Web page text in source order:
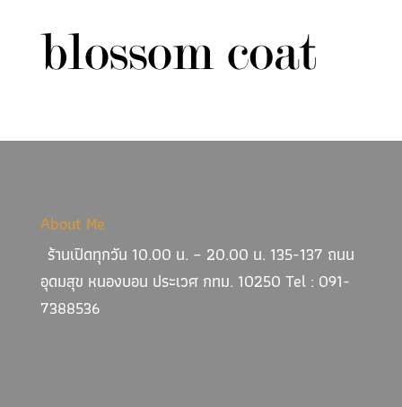
About Me
ร้านเปิดทุกวัน 10.00 น. – 20.00 น. 135-137 ถนน
อุดมสุข หนองบอน ประเวศ กทม. 10250 Tel : 091-
7388536